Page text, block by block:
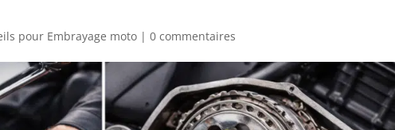
pour Embrayage moto |0 commentaires